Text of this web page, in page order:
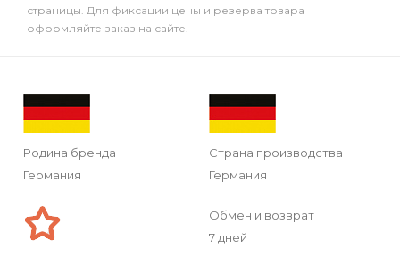
страницы. Для фиксации цены и резерва товара
оформляйте заказ на сайте.
Родина бренда
Германия
Страна производства
Германия
Обмен и возврат
7 дней